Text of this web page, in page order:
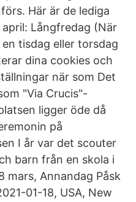
Här är de lediga
april: Långfredag (När
tisdag eller torsdag
dina cookies och
när som Det
"Via Crucis"-
ligger öde då
på
I år var det scouter
barn från en skola i
mars, Annandag Påsk
01-18, USA, New